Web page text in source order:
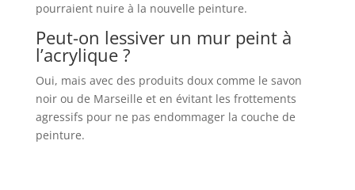
pourraient nuire à la nouvelle peinture.
Peut-on lessiver un mur peint à
l’acrylique ?
Oui, mais avec des produits doux comme le savon
noir ou de Marseille et en évitant les frottements
agressifs pour ne pas endommager la couche de
peinture.